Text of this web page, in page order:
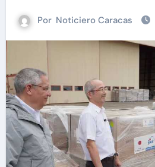
Por Noticiero Caracas